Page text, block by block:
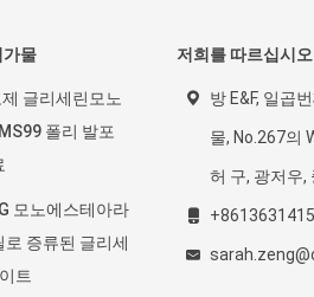
가물
글리세린모노
폴리 발포
모노에스테아라
로 증류된 글리세
트
저희를 따르십시오
방 E&F, 일곱
물, No.267의
허 구, 광저우,